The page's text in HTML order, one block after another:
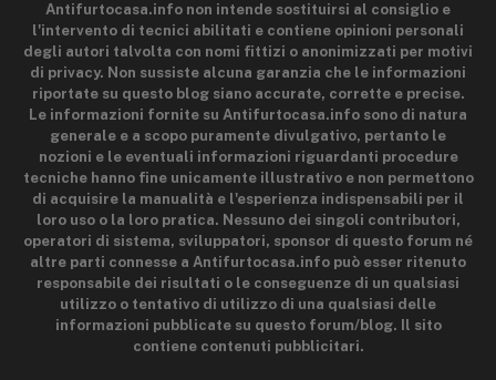
Antifurtocasa.info non intende sostituirsi al consiglio e
l'intervento di tecnici abilitati e contiene opinioni personali
degli autori talvolta con nomi fittizi o anonimizzati per motivi
di privacy. Non sussiste alcuna garanzia che le informazioni
riportate su questo blog siano accurate, corrette e precise.
Le informazioni fornite su Antifurtocasa.info sono di natura
generale e a scopo puramente divulgativo, pertanto le
nozioni e le eventuali informazioni riguardanti procedure
tecniche hanno fine unicamente illustrativo e non permettono
di acquisire la manualità e l'esperienza indispensabili per il
loro uso o la loro pratica. Nessuno dei singoli contributori,
operatori di sistema, sviluppatori, sponsor di questo forum né
altre parti connesse a Antifurtocasa.info può esser ritenuto
responsabile dei risultati o le conseguenze di un qualsiasi
utilizzo o tentativo di utilizzo di una qualsiasi delle
informazioni pubblicate su questo forum/blog. Il sito
contiene contenuti pubblicitari.